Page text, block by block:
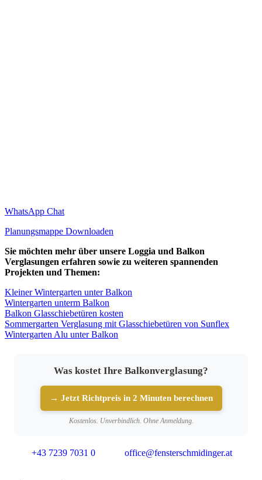
WhatsApp Chat
Planungsmappe Downloaden
Sie möchten mehr über unsere Loggia und Balkon
Verglasungen erfahren sowie zu weiteren spannenden
Projekten und Themen:
Kleiner Wintergarten unter Balkon
Wintergarten unterm Balkon
Balkon Glasschiebetüren kosten
Sommergarten Verglasung mit Glasschiebetüren von Sunflex
Wintergarten Alu unter Balkon
Was kostet Ihre Balkonverglasung?
→ Jetzt Richtpreis in 2 Minuten berechnen
Kostenlos. Unverbindlich. Ohne Anmeldung.
+43 7239 7031 0 office@fensterschmidinger.at